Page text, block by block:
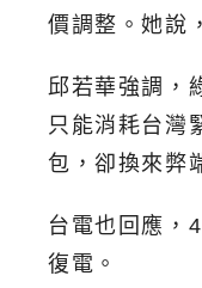
價調整。她說
邱若華強調，
只能消耗台灣
包，卻換來弊
台電也回應，
復電。